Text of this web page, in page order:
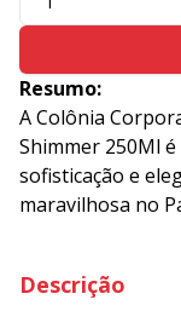
Resumo:
A Colônia
Shimmer 250Ml
sofisticação e
maravilhosa no
Descrição